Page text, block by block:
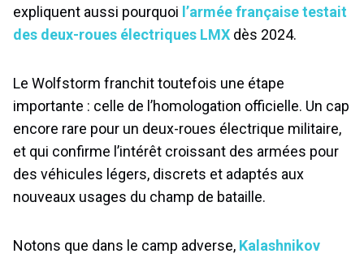
expliquent aussi pourquoi l’armée française testait
des deux-roues électriques LMX dès 2024.
Le Wolfstorm franchit toutefois une étape
importante : celle de l’homologation officielle. Un cap
encore rare pour un deux-roues électrique militaire,
et qui confirme l’intérêt croissant des armées pour
des véhicules légers, discrets et adaptés aux
nouveaux usages du champ de bataille.
Notons que dans le camp adverse, Kalashnikov